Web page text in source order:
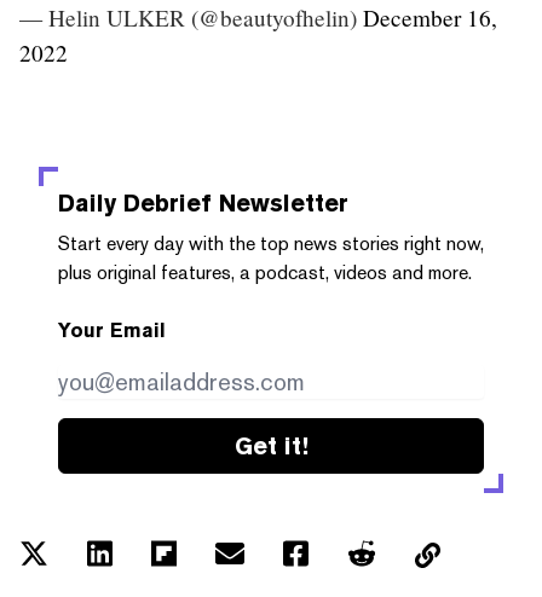
— Helin ULKER (@beautyofhelin) December 16,
2022
Daily Debrief Newsletter
Start every day with the top news stories right now,
plus original features, a podcast, videos and more.
Your Email
Get it!